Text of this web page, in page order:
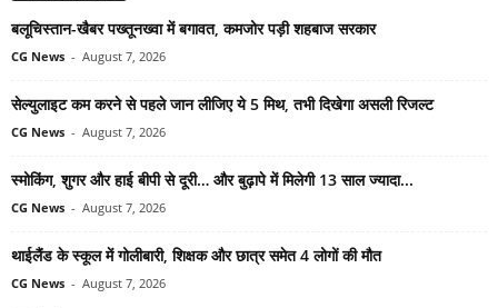
बलूचिस्तान-खैबर पख्तूनख्वा में बगावत, कमजोर पड़ी शहबाज सरकार
CG News - August 7, 2026
सेल्युलाइट कम करने से पहले जान लीजिए ये 5 मिथ, तभी दिखेगा असली रिजल्ट
CG News - August 7, 2026
स्मोकिंग, शुगर और हाई बीपी से दूरी… और बुढ़ापे में मिलेगी 13 साल ज्यादा...
CG News - August 7, 2026
थाईलैंड के स्कूल में गोलीबारी, शिक्षक और छात्र समेत 4 लोगों की मौत
CG News - August 7, 2026